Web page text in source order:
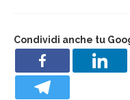
Condividi anche tu